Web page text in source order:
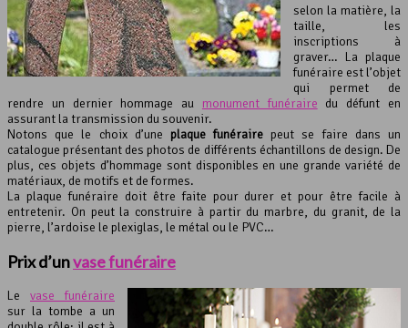
selon la matière, la
taille, les
inscriptions à
graver… La plaque
funéraire est l’objet
qui permet de
rendre un dernier hommage au monument funéraire du défunt en
assurant la transmission du souvenir.
Notons que le choix d’une plaque funéraire peut se faire dans un
catalogue présentant des photos de différents échantillons de design. De
plus, ces objets d’hommage sont disponibles en une grande variété de
matériaux, de motifs et de formes.
La plaque funéraire doit être faite pour durer et pour être facile à
entretenir. On peut la construire à partir du marbre, du granit, de la
pierre, l’ardoise le plexiglas, le métal ou le PVC…
Prix d’unvase funéraire
Le vase funéraire
sur la tombe a un